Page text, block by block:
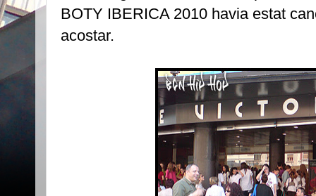
BOTY IBERICA 2010 havia estat
acostar.